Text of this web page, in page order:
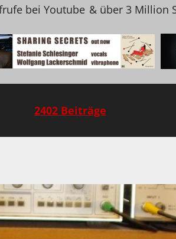
bei Youtube & über 3 Million
2402 Beiträge